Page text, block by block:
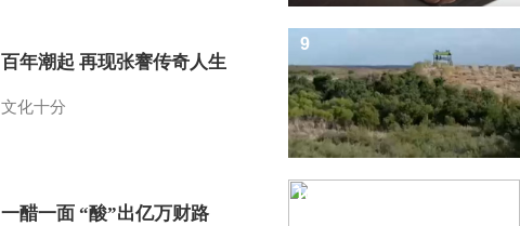
百年潮起 再现张謇传奇人生
文化十分
一醋一面 “酸”出亿万财路
9
10